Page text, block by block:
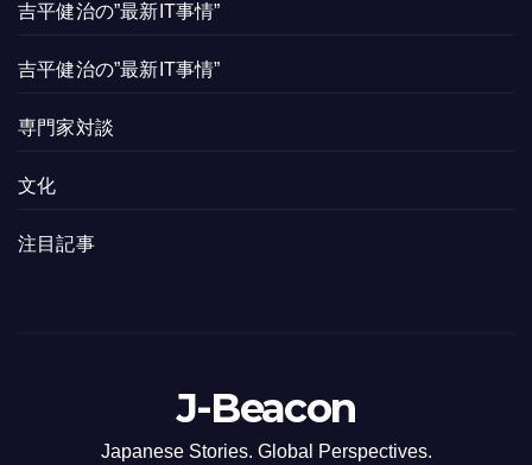
吉平健治の”最新IT事情”
吉平健治の”最新IT事情”
専門家対談
文化
注目記事
J-Beacon
Japanese Stories. Global Perspectives.